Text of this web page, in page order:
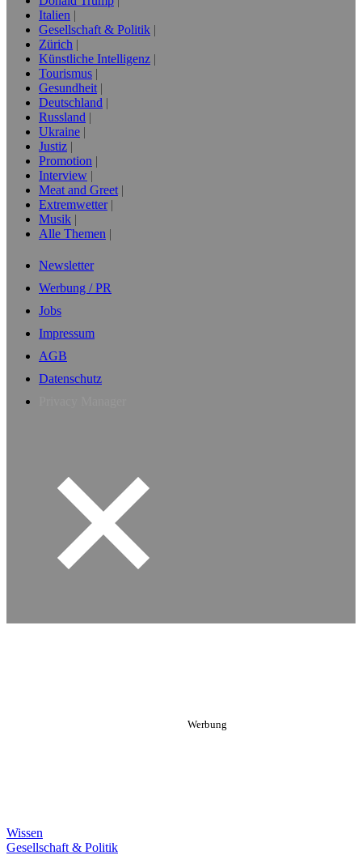
Italien
Gesellschaft & Politik
Zürich
Künstliche Intelligenz
Tourismus
Gesundheit
Deutschland
Russland
Ukraine
Justiz
Promotion
Interview
Meat and Greet
Extremwetter
Musik
Alle Themen
Newsletter
Werbung / PR
Jobs
Impressum
AGB
Datenschutz
Wissen
Gesellschaft & Politik